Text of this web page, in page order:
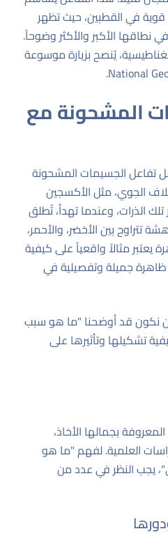
في القطبين، حيث تظهر
نطاقها الأكبر والأكثر وضوحاً.
يُنصح بزيارة موسوعة
National
.
المشحونة مع
الجسيمات المشحونة
الجوي، مثل الأكسجين
تلك الذرات، وعندما تهدأ، تُطلق
بين الأخضر، والأحمر،
يعتبر مثالاً واقعياً على كيفية
جميلة وتفصيلية في
نكون قد أوضحنا "ما هو سبب
تشكيلها وتأثيرها على
بجمالها الأخاذ،
العلمية. لفهم "ما هو
يجب النظر في عدد من